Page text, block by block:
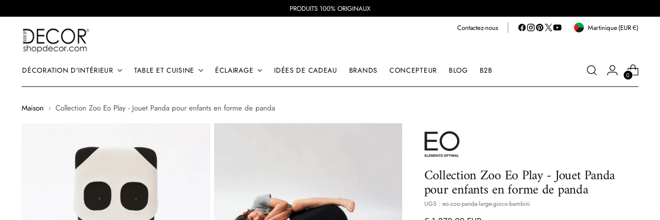
PRODUITS 100% ORIGINAUX
Contactez-nous Geolocation Button:
Martinique(EUR€)
DÉCORATION D'INTÉRIEUR TABLE ET CUISINE ÉCLAIRAGE IDÉES DE CADEAU BRANDS CONCEPTEUR BLOG B2B
0
Maison Collection Zoo Eo Play - Jouet Panda pour enfants en forme de panda
Collection Zoo Eo Play - Jouet Panda
pour enfants en forme de panda
UGS : eo-zoo-panda-large-gioco-bambini